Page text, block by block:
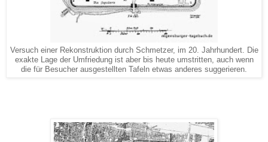
Versuch einer Rekonstruktion durch Schmetzer, im 20. Jahrhundert. Die
exakte Lage der Umfriedung ist aber bis heute umstritten, auch wenn
die für Besucher ausgestellten Tafeln etwas anderes suggerieren.